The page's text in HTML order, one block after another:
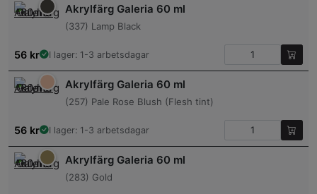
Akrylfärg Galeria 60 ml
(337) Lamp Black
56 kr I lager: 1-3 arbetsdagar
Akrylfärg Galeria 60 ml
(257) Pale Rose Blush (Flesh tint)
56 kr I lager: 1-3 arbetsdagar
Akrylfärg Galeria 60 ml
(283) Gold